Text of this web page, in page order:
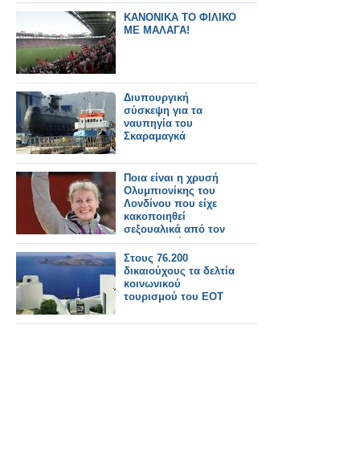
ΚΑΝΟΝΙΚΑ ΤΟ ΦΙΛΙΚΟ
ΜΕ ΜΑΛΑΓΑ!
Διυπουργική
σύσκεψη για τα
ναυπηγία του
Σκαραμαγκά
Ποια είναι η χρυσή
Ολυμπιονίκης του
Λονδίνου που είχε
κακοποιηθεί
σεξουαλικά από τον
προπονητή της
Στους 76.200
δικαιούχους τα δελτία
κοινωνικού
τουρισμού του ΕΟΤ